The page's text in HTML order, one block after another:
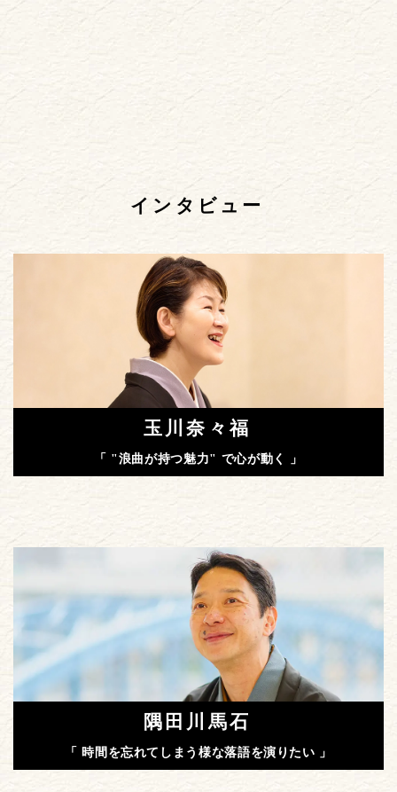
インタビュー
玉川奈々福
「 "浪曲が持つ魅力" で心が動く 」
隅田川馬石
「 時間を忘れてしまう様な落語を演りたい 」